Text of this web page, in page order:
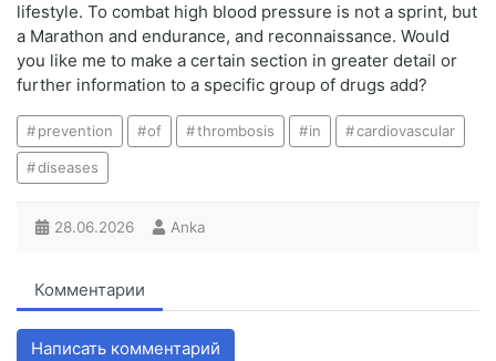
lifestyle. To combat high blood pressure is not a sprint, but
a Marathon and endurance, and reconnaissance. Would
you like me to make a certain section in greater detail or
further information to a specific group of drugs add?
prevention of thrombosis in cardiovascular
diseases
28.06.2026 Anka
Комментарии
Написать комментарий